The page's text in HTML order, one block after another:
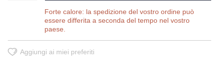
Forte calore: la spedizione del vostro ordine può
essere differita a seconda del tempo nel vostro
paese.
Aggiungi ai miei preferiti